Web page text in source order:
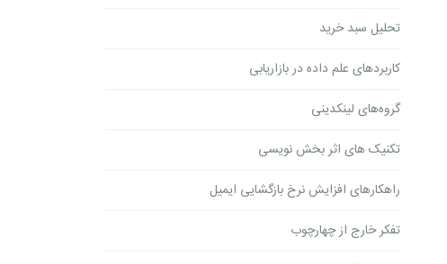
تحلیل سبد خرید
کاربردهای علم داده در بازاریابی
گروه‌های لینکدینی
تکنیک های اثر بخش نویسی
راهکارهای افزایش نرخ بازگشایی ایمیل
تفکر خارج از چهارچوب